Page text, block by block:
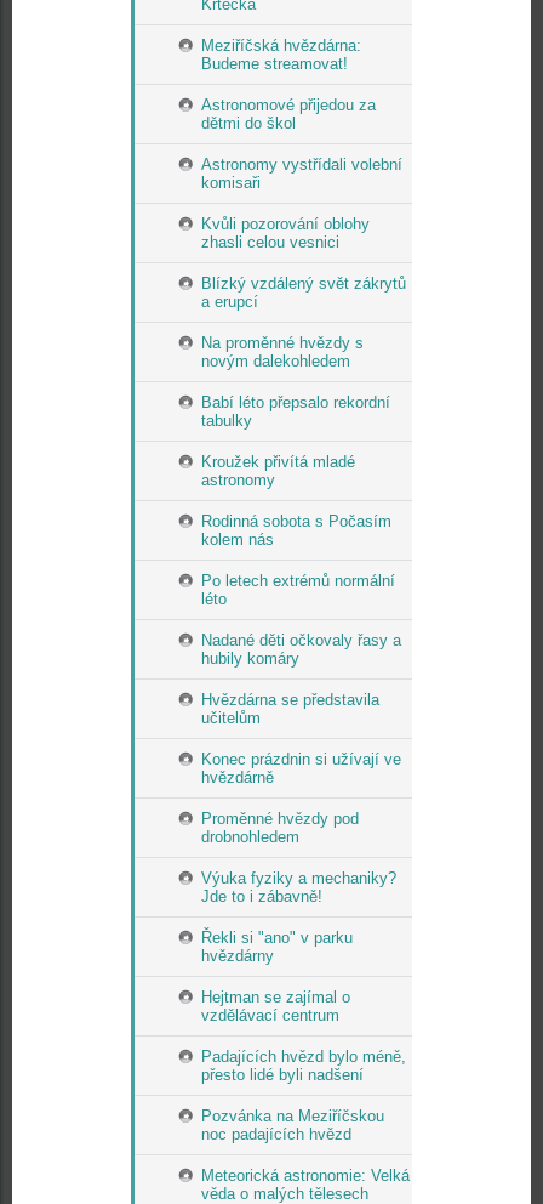
Krtečka
Meziříčská hvězdárna:
Budeme streamovat!
Astronomové přijedou za
dětmi do škol
Astronomy vystřídali volební
komisaři
Kvůli pozorování oblohy
zhasli celou vesnici
Blízký vzdálený svět zákrytů
a erupcí
Na proměnné hvězdy s
novým dalekohledem
Babí léto přepsalo rekordní
tabulky
Kroužek přivítá mladé
astronomy
Rodinná sobota s Počasím
kolem nás
Po letech extrémů normální
léto
Nadané děti očkovaly řasy a
hubily komáry
Hvězdárna se představila
učitelům
Konec prázdnin si užívají ve
hvězdárně
Proměnné hvězdy pod
drobnohledem
Výuka fyziky a mechaniky?
Jde to i zábavně!
Řekli si "ano" v parku
hvězdárny
Hejtman se zajímal o
vzdělávací centrum
Padajících hvězd bylo méně,
přesto lidé byli nadšení
Pozvánka na Meziříčskou
noc padajících hvězd
Meteorická astronomie: Velká
věda o malých tělesech